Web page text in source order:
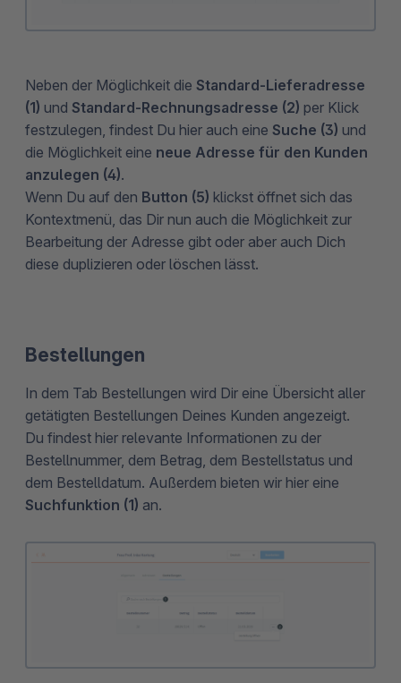
Neben der Möglichkeit die Standard-Lieferadresse
(1) und Standard-Rechnungsadresse (2) per Klick
festzulegen, findest Du hier auch eine Suche (3) und
die Möglichkeit eine neue Adresse für den Kunden
anzulegen (4).
Wenn Du auf den Button (5) klickst öffnet sich das
Kontextmenü, das Dir nun auch die Möglichkeit zur
Bearbeitung der Adresse gibt oder aber auch Dich
diese duplizieren oder löschen lässt.
Bestellungen
In dem Tab Bestellungen wird Dir eine Übersicht aller
getätigten Bestellungen Deines Kunden angezeigt.
Du findest hier relevante Informationen zu der
Bestellnummer, dem Betrag, dem Bestellstatus und
dem Bestelldatum. Außerdem bieten wir hier eine
Suchfunktion (1) an.